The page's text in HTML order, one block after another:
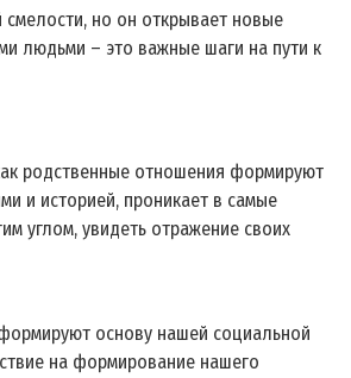
но он открывает новые
людьми – это важные шаги на пути к
родственные отношения формируют
и историей, проникает в самые
углом, увидеть отражение своих
основу нашей социальной
на формирование нашего